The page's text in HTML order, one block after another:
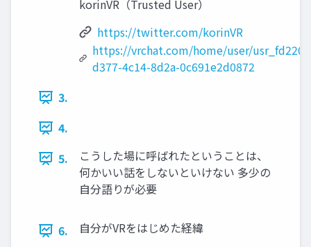
korinVR（Trusted User）
https://twitter.com/korinVR
https://vrchat.com/home/user/
d377-4c14-8d2a-0c691e2d0872
3.
4.
5.
こうした場に呼ばれたということは、
何かいい話をしないといけない 多少の
自分語りが必要
6. 自分がVRをはじめた経緯